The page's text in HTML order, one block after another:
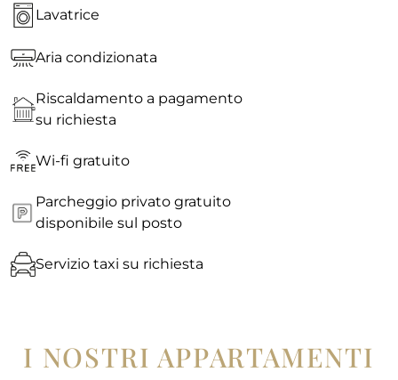
Lavatrice
Aria condizionata
Riscaldamento a pagamento
su richiesta
Wi-fi gratuito
Parcheggio privato gratuito
disponibile sul posto
Servizio taxi su richiesta
I NOSTRI APPARTAMENTI